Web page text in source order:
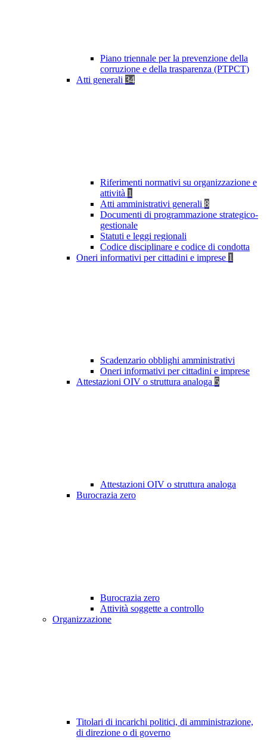
Piano triennale per la prevenzione della
corruzione e della trasparenza (PTPCT)
Atti generali 34
Riferimenti normativi su organizzazione e
attività 1
Atti amministrativi generali 8
Documenti di programmazione strategico-
gestionale
Statuti e leggi regionali
Codice disciplinare e codice di condotta
Oneri informativi per cittadini e imprese 1
Scadenzario obblighi amministrativi
Oneri informativi per cittadini e imprese
Attestazioni OIV o struttura analoga 5
Attestazioni OIV o struttura analoga
Burocrazia zero
Burocrazia zero
Attività soggette a controllo
Organizzazione
Titolari di incarichi politici, di amministrazione,
di direzione o di governo